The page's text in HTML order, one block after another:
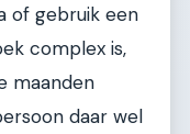
of gebruik een
complex is,
maanden
daar wel